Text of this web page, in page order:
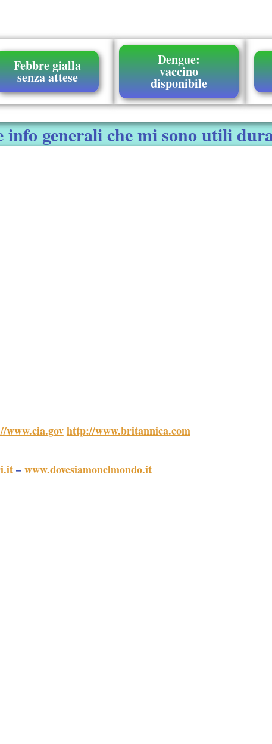
Febbre gialla
senza attese
Dengue:
vaccino
disponibile
info generali che mi sono utili
www.cia.govhttp://www.britannica.com
–www.dovesiamonelmondo.it